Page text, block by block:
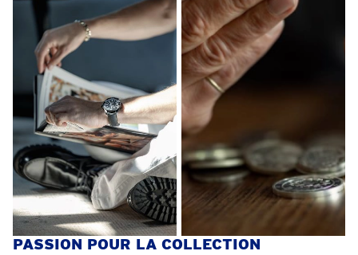
PASSION POUR LA COLLECTION